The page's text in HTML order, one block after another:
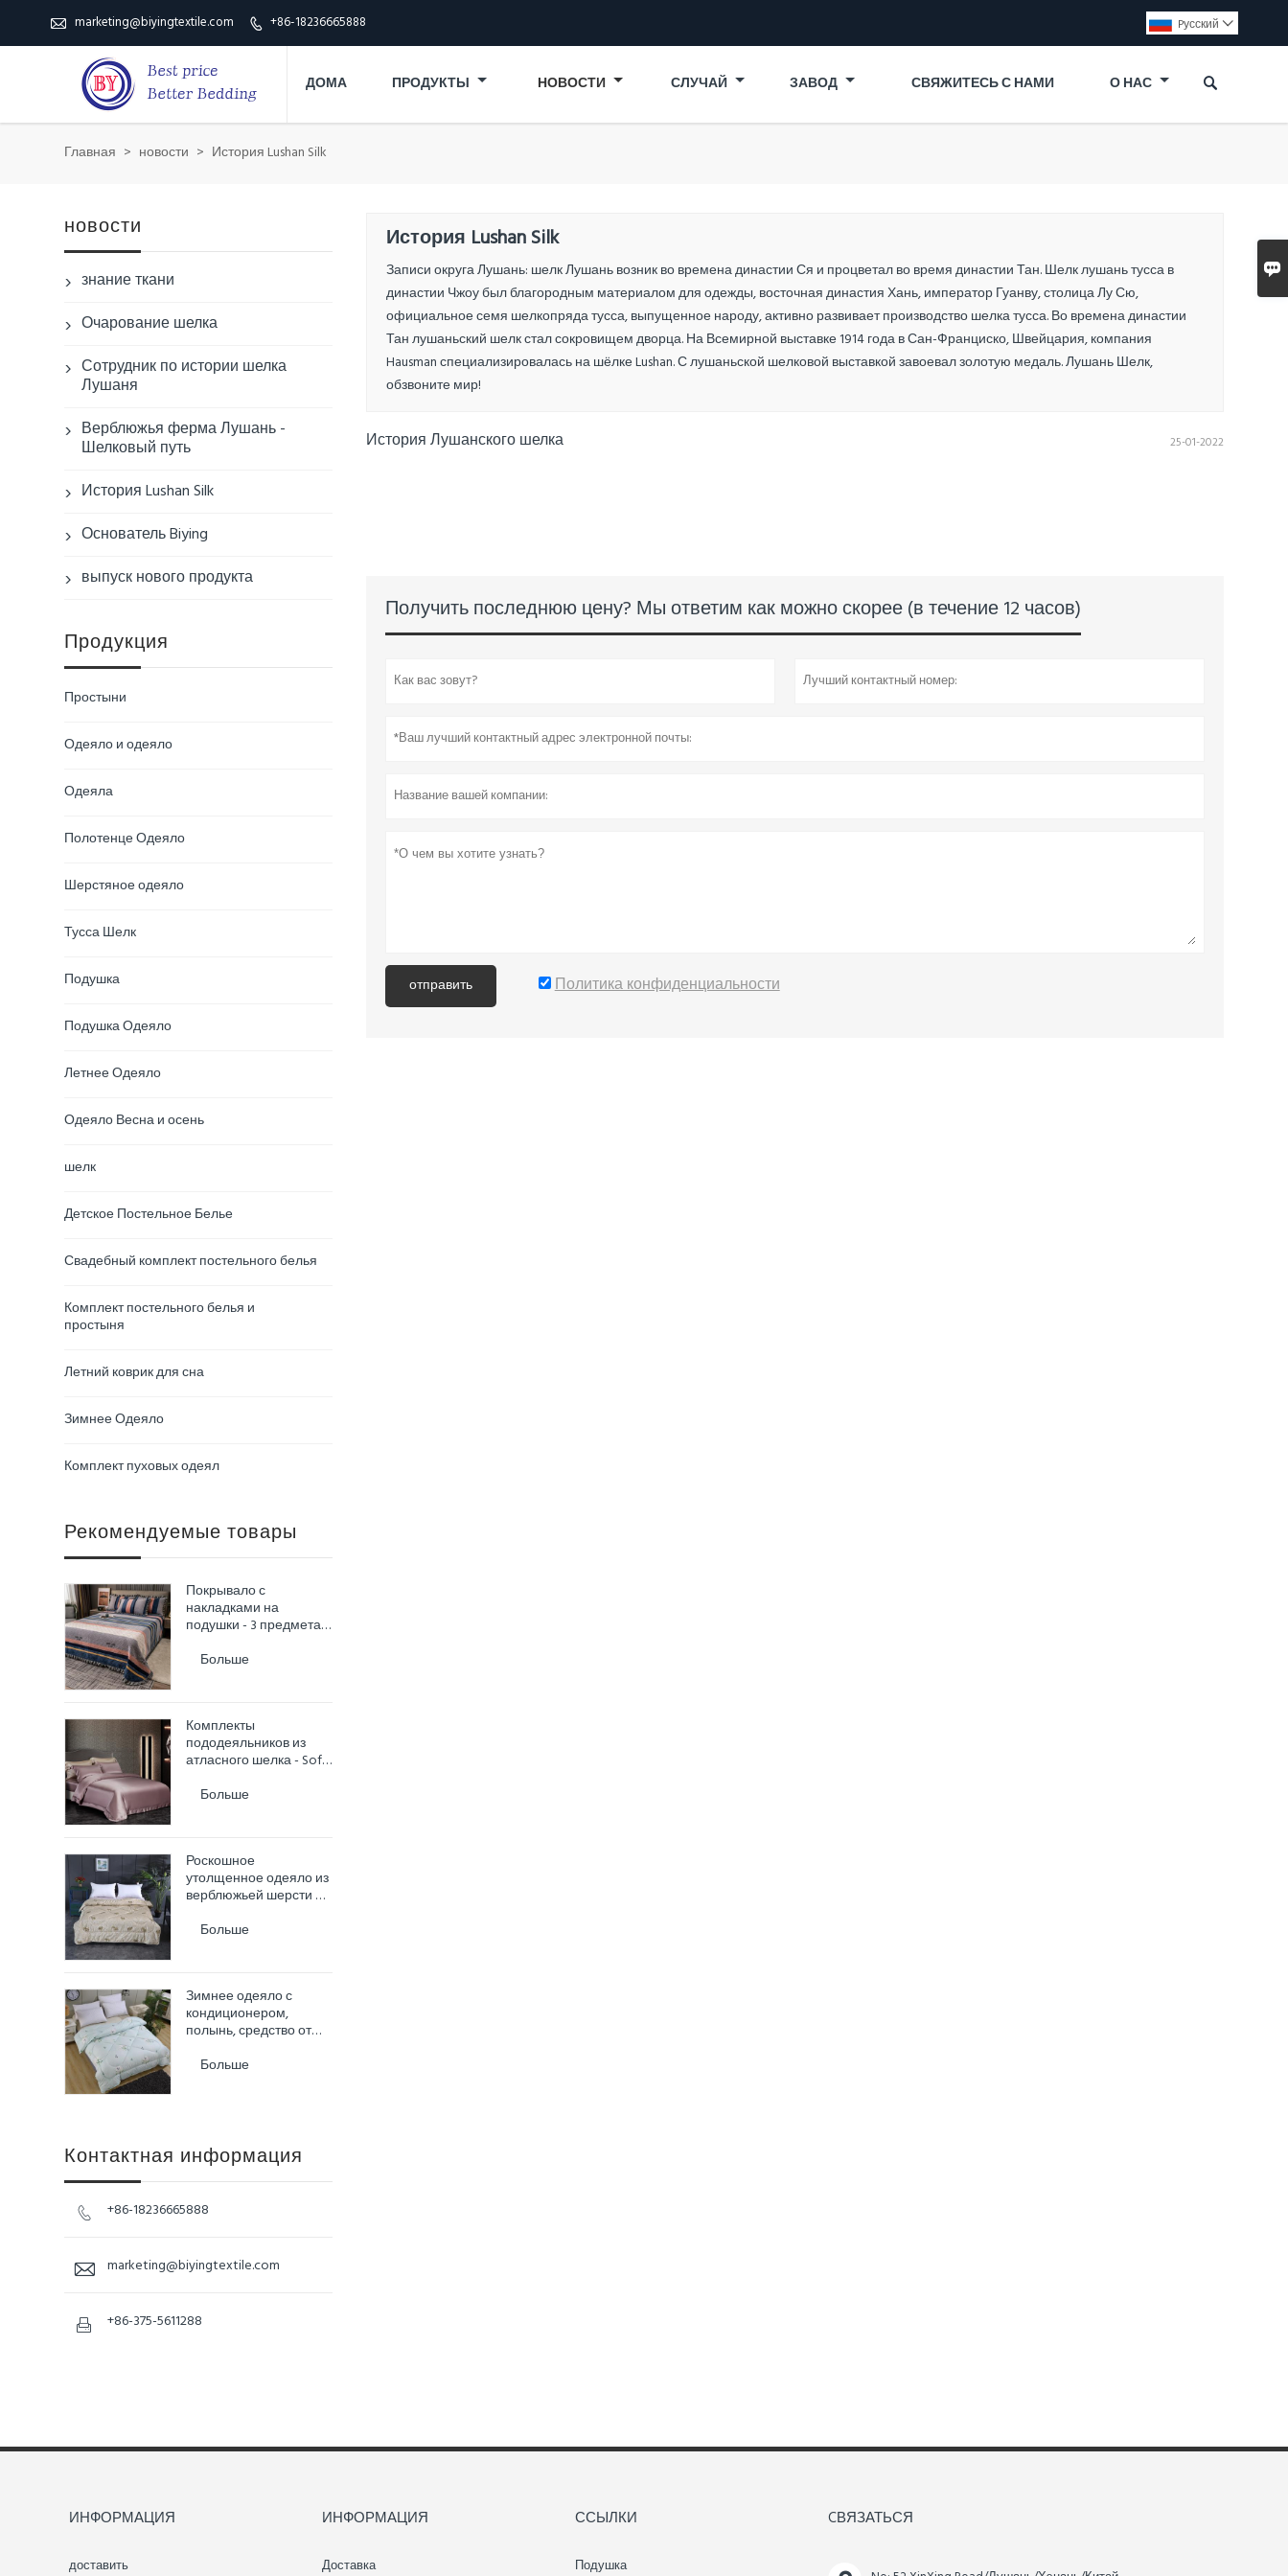

 marketing@biyingtextile.com  +86-18236665888 Pусский 
ДОМА ПРОДУКТЫ НОВОСТИ СЛУЧАЙ ЗАВОД СВЯЖИТЕСЬ С НАМИ О НАС 
Главная > новости > История Lushan Silk
История Lushan Silk
Записи округа Лушань: шелк Лушань возник во времена династии Ся и процветал во время династии Тан. Шелк лушань тусса в
династии Чжоу был благородным материалом для одежды, восточная династия Хань, император Гуанву, столица Лу Сю,
официальное семя шелкопряда тусса, выпущенное народу, активно развивает производство шелка тусса. Во времена династии
Тан лушаньский шелк стал сокровищем дворца. На Всемирной выставке 1914 года в Сан-Франциско, Швейцария, компания
Hausman специализировалась на шёлке Lushan. С лушаньской шелковой выставкой завоевал золотую медаль. Лушань Шелк,
обзвоните мир!
История Лушанского шелка 25-01-2022
Получить последнюю цену? Мы ответим как можно скорее (в течение 12 часов)
отправить Политика конфиденциальности
новости
 знание ткани
 Очарование шелка
 Сотрудник по истории шелка
Лушаня
 Верблюжья ферма Лушань -
Шелковый путь
 История Lushan Silk
 Основатель Biying
 выпуск нового продукта
Продукция
Простыни
Одеяло и одеяло
Одеяла
Полотенце Одеяло
Шерстяное одеяло
Тусса Шелк
Подушка
Подушка Одеяло
Летнее Одеяло
Одеяло Весна и осень
шелк
Детское Постельное Белье
Свадебный комплект постельного белья
Комплект постельного белья и
простыня
Летний коврик для сна
Зимнее Одеяло
Комплект пуховых одеял
Рекомендуемые товары
Покрывало с
накладками на
подушки - 3 предмета,
queen size
Больше
Комплекты
пододеяльников из
атласного шелка - Soft
Больше
Роскошное
утолщенное одеяло из
верблюжьей шерсти на
гипоаллергенное,
Больше
Зимнее одеяло с
кондиционером,
полынь, средство от
двумя кроватями
Больше
Контактная информация
 +86-18236665888
 marketing@biyingtextile.com
 +86-375-5611288
ИНФОРМАЦИЯ
доставить
ИНФОРМАЦИЯ
Доставка
ССЫЛКИ
Подушка
CВЯЗАТЬСЯ